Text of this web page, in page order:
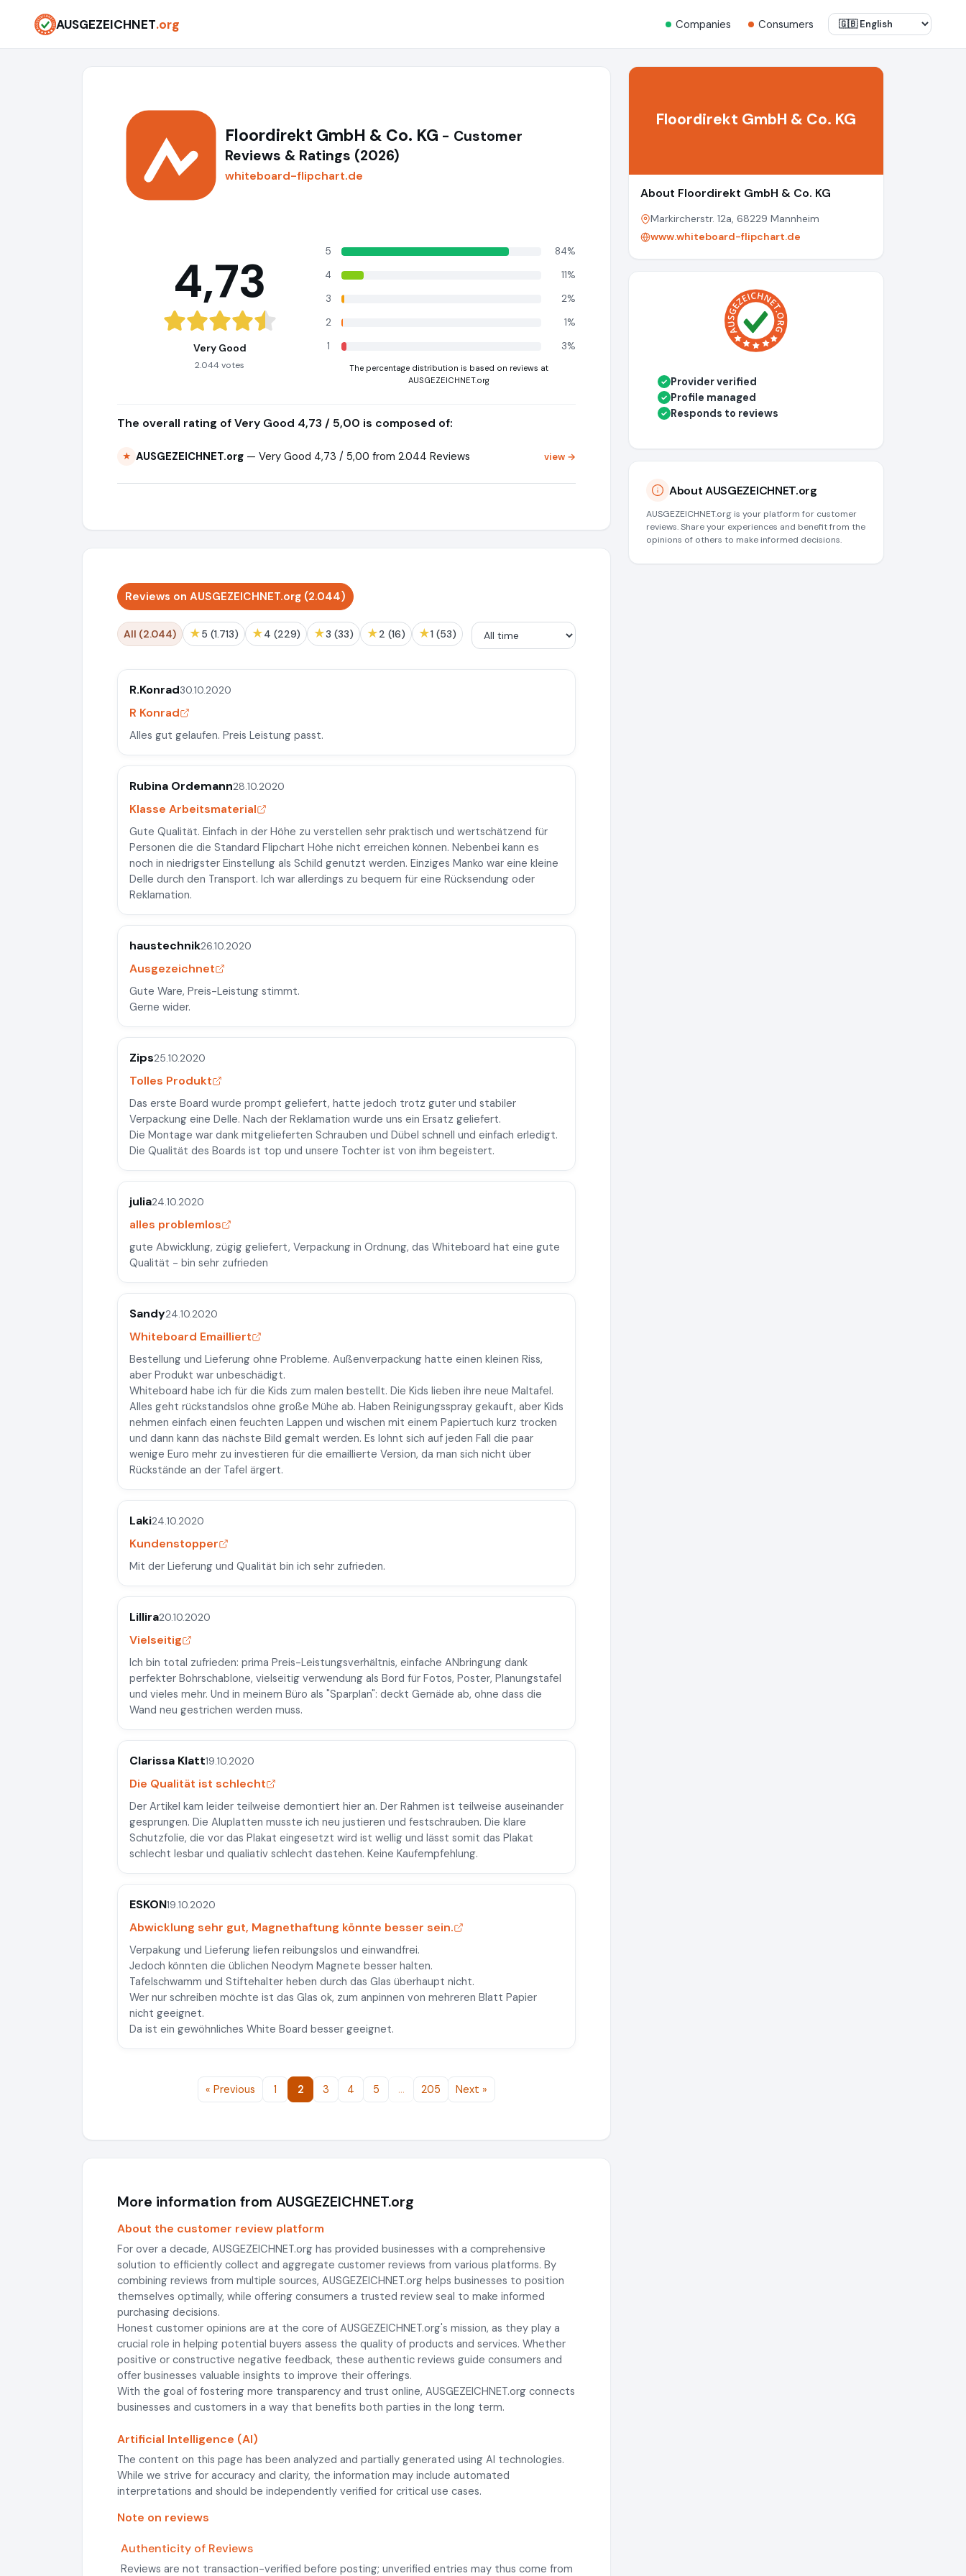
AUSGEZEICHNET.org Companies Consumers
Floordirekt GmbH & Co. KG - Customer
Reviews & Ratings (2026)
whiteboard-flipchart.de
4,73
Very Good
2.044 votes
5
84%
4
11%
3
2%
2
1%
1
3%
The percentage distribution is based on reviews at
AUSGEZEICHNET.org
The overall rating of Very Good 4,73 / 5,00 is composed of:
★ AUSGEZEICHNET.org — Very Good 4,73 / 5,00 from 2.044 Reviews view →
Reviews on AUSGEZEICHNET.org (2.044)
All (2.044) ★ 5 (1.713) ★ 4 (229) ★ 3 (33) ★ 2 (16) ★ 1 (53)
R.Konrad30.10.2020
R Konrad
Alles gut gelaufen. Preis Leistung passt.
Rubina Ordemann28.10.2020
Klasse Arbeitsmaterial
Gute Qualität. Einfach in der Höhe zu verstellen sehr praktisch und wertschätzend für
Personen die die Standard Flipchart Höhe nicht erreichen können. Nebenbei kann es
noch in niedrigster Einstellung als Schild genutzt werden. Einziges Manko war eine kleine
Delle durch den Transport. Ich war allerdings zu bequem für eine Rücksendung oder
Reklamation.
haustechnik26.10.2020
Ausgezeichnet
Gute Ware, Preis-Leistung stimmt.
Gerne wider.
Zips25.10.2020
Tolles Produkt
Das erste Board wurde prompt geliefert, hatte jedoch trotz guter und stabiler
Verpackung eine Delle. Nach der Reklamation wurde uns ein Ersatz geliefert.
Die Montage war dank mitgelieferten Schrauben und Dübel schnell und einfach erledigt.
Die Qualität des Boards ist top und unsere Tochter ist von ihm begeistert.
julia24.10.2020
alles problemlos
gute Abwicklung, zügig geliefert, Verpackung in Ordnung, das Whiteboard hat eine gute
Qualität - bin sehr zufrieden
Sandy24.10.2020
Whiteboard Emailliert
Bestellung und Lieferung ohne Probleme. Außenverpackung hatte einen kleinen Riss,
aber Produkt war unbeschädigt.
Whiteboard habe ich für die Kids zum malen bestellt. Die Kids lieben ihre neue Maltafel.
Alles geht rückstandslos ohne große Mühe ab. Haben Reinigungsspray gekauft, aber Kids
nehmen einfach einen feuchten Lappen und wischen mit einem Papiertuch kurz trocken
und dann kann das nächste Bild gemalt werden. Es lohnt sich auf jeden Fall die paar
wenige Euro mehr zu investieren für die emaillierte Version, da man sich nicht über
Rückstände an der Tafel ärgert.
Laki24.10.2020
Kundenstopper
Mit der Lieferung und Qualität bin ich sehr zufrieden.
Lillira20.10.2020
Vielseitig
Ich bin total zufrieden: prima Preis-Leistungsverhältnis, einfache ANbringung dank
perfekter Bohrschablone, vielseitig verwendung als Bord für Fotos, Poster, Planungstafel
und vieles mehr. Und in meinem Büro als "Sparplan": deckt Gemäde ab, ohne dass die
Wand neu gestrichen werden muss.
Clarissa Klatt19.10.2020
Die Qualität ist schlecht
Der Artikel kam leider teilweise demontiert hier an. Der Rahmen ist teilweise auseinander
gesprungen. Die Aluplatten musste ich neu justieren und festschrauben. Die klare
Schutzfolie, die vor das Plakat eingesetzt wird ist wellig und lässt somit das Plakat
schlecht lesbar und qualiativ schlecht dastehen. Keine Kaufempfehlung.
ESKON19.10.2020
Abwicklung sehr gut, Magnethaftung könnte besser sein.
Verpakung und Lieferung liefen reibungslos und einwandfrei.
Jedoch könnten die üblichen Neodym Magnete besser halten.
Tafelschwamm und Stiftehalter heben durch das Glas überhaupt nicht.
Wer nur schreiben möchte ist das Glas ok, zum anpinnen von mehreren Blatt Papier
nicht geeignet.
Da ist ein gewöhnliches White Board besser geeignet.
« Previous 1 2 3 4 5 … 205 Next »
More information from AUSGEZEICHNET.org
About the customer review platform
For over a decade, AUSGEZEICHNET.org has provided businesses with a comprehensive
solution to efficiently collect and aggregate customer reviews from various platforms. By
combining reviews from multiple sources, AUSGEZEICHNET.org helps businesses to position
themselves optimally, while offering consumers a trusted review seal to make informed
purchasing decisions.
Honest customer opinions are at the core of AUSGEZEICHNET.org's mission, as they play a
crucial role in helping potential buyers assess the quality of products and services. Whether
positive or constructive negative feedback, these authentic reviews guide consumers and
offer businesses valuable insights to improve their offerings.
With the goal of fostering more transparency and trust online, AUSGEZEICHNET.org connects
businesses and customers in a way that benefits both parties in the long term.
Artificial Intelligence (AI)
The content on this page has been analyzed and partially generated using AI technologies.
While we strive for accuracy and clarity, the information may include automated
interpretations and should be independently verified for critical use cases.
Note on reviews
Authenticity of Reviews
Reviews are not transaction-verified before posting; unverified entries may thus come from
Floordirekt GmbH & Co. KG
About Floordirekt GmbH & Co. KG
Markircherstr. 12a, 68229 Mannheim
www.whiteboard-flipchart.de
✓ Provider verified
✓ Profile managed
✓ Responds to reviews
About AUSGEZEICHNET.org
AUSGEZEICHNET.org is your platform for customer
reviews. Share your experiences and benefit from the
opinions of others to make informed decisions.